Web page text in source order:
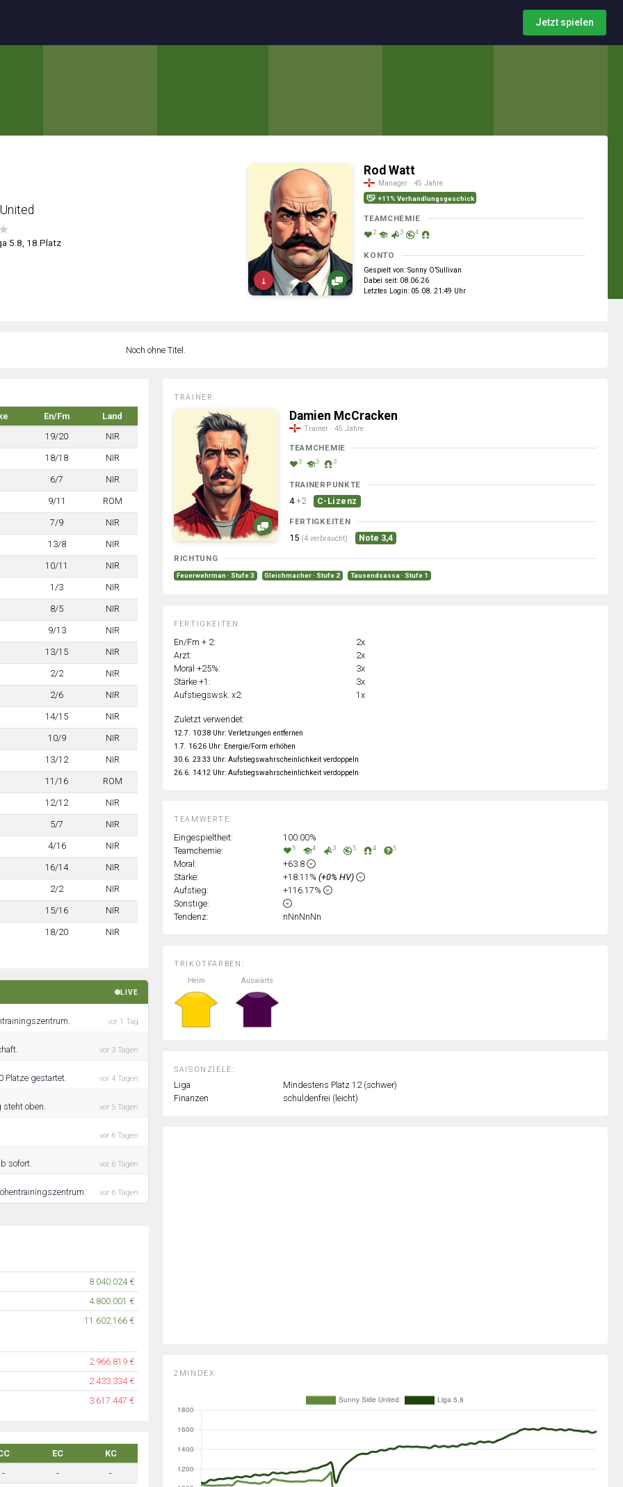
Jetzt spielen
★
5.8, 18.Platz
↓
Rod Watt
Manager · 45 Jahre
+11% Verhandlungsgeschick
TEAMCHEMIE
2 3 4
KONTO
Gespielt von: Sunny O’Sullivan
Dabei seit: 08.06.26
Letztes Login: 05.08. 21:49 Uhr
Noch ohne Titel.
En/Fm
Land
19/20 NIR
18/18 NIR
6/7 NIR
9/11 ROM
7/9 NIR
13/8 NIR
10/11 NIR
1/3 NIR
8/5 NIR
9/13 NIR
13/15 NIR
2/2 NIR
2/6 NIR
14/15 NIR
10/9 NIR
13/12 NIR
11/16 ROM
12/12 NIR
5/7 NIR
4/16 NIR
16/14 NIR
2/2 NIR
15/16 NIR
18/20 NIR
LIVE
vor 1 Tag
vor 3 Tagen
Plätze gestartet. vor 4 Tagen
steht oben. vor 5 Tagen
vor 6 Tagen
sofort. vor 6 Tagen
vor 6 Tagen
8.040.024 €
4.800.001 €
11.602.166 €
2.966.819 €
2.433.334 €
3.617.447 €
EC
KC
- -
-
TRIKOTFARBEN:
Heim
Auswärts
SAISONZIELE:
Liga
Mindestens Platz 12 (schwer)
Finanzen
schuldenfrei (leicht)
2MINDEX:
TEAMWERTE:
Eingespieltheit:
100.00%
Teamchemie:
5 4 3 5 4 5
Moral:
+63.8
Stärke:
+18.11% (+0% HV)
Aufstieg:
+116.17%
Sonstige:
Tendenz:
nNnNnNn
TRAINER:
Damien McCracken
Trainer · 45 Jahre
TEAMCHEMIE
3 3 3
TRAINERPUNKTE
4 +2 C-Lizenz
FERTIGKEITEN
15 (4 verbraucht) Note 3,4
RICHTUNG
Feuerwehrman · Stufe 3 Gleichmacher · Stufe 2 Tausendsassa · Stufe 1
FERTIGKEITEN:
En/Fm + 2:
2x
Arzt:
2x
Moral +25%:
3x
Stärke +1:
3x
Aufstiegswsk. x2:
1x
Zuletzt verwendet:
12.7. 10:38 Uhr: Verletzungen entfernen
1.7. 16:26 Uhr: Energie/Form erhöhen
30.6. 23:33 Uhr: Aufstiegswahrscheinlichkeit verdoppeln
26.6. 14:12 Uhr: Aufstiegswahrscheinlichkeit verdoppeln